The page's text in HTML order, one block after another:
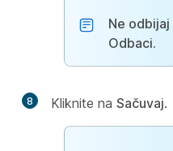
Ne odbijaj
Odbaci.
8 Kliknite na Sačuvaj.